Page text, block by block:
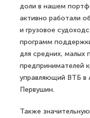
доли в нашем
активно работали
и грузовое
программ
для средних, малых
предпринимателей
управляющий ВТБ в
Первушин.
Также